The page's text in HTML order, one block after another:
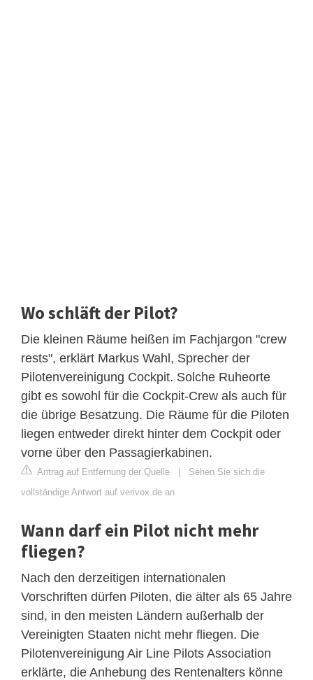
Wo schläft der Pilot?
Die kleinen Räume heißen im Fachjargon "crew
rests", erklärt Markus Wahl, Sprecher der
Pilotenvereinigung Cockpit. Solche Ruheorte
gibt es sowohl für die Cockpit-Crew als auch für
die übrige Besatzung. Die Räume für die Piloten
liegen entweder direkt hinter dem Cockpit oder
vorne über den Passagierkabinen.
Antrag auf Entfernung der Quelle | Sehen Sie sich die
vollständige Antwort auf verivox.de an
Wann darf ein Pilot nicht mehr
fliegen?
Nach den derzeitigen internationalen
Vorschriften dürfen Piloten, die älter als 65 Jahre
sind, in den meisten Ländern außerhalb der
Vereinigten Staaten nicht mehr fliegen. Die
Pilotenvereinigung Air Line Pilots Association
erklärte, die Anhebung des Rentenalters könne